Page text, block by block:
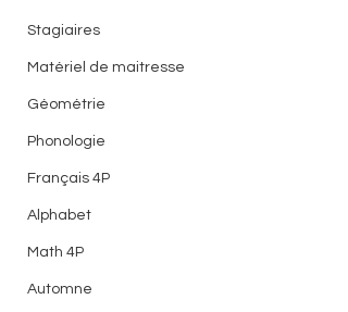
Stagiaires
Matériel de maitresse
Géométrie
Phonologie
Français 4P
Alphabet
Math 4P
Automne